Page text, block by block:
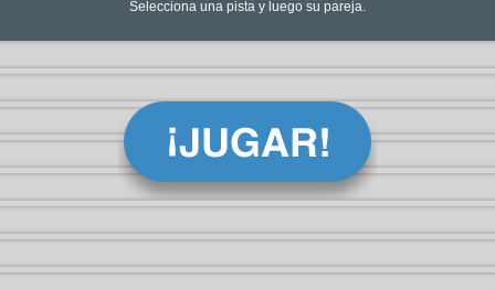
Selecciona una pista y luego su pareja.